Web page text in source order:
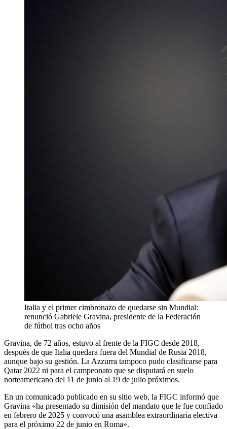
Italia y el primer cimbronazo de quedarse sin Mundial:
renunció Gabriele Gravina, presidente de la Federación
de fútbol tras ocho años
Gravina, de 72 años, estuvo al frente de la FIGC desde 2018,
después de que Italia quedara fuera del Mundial de Rusia 2018,
aunque bajo su gestión. La Azzurra tampoco pudo clasificarse para
Qatar 2022 ni para el campeonato que se disputará en suelo
norteamericano del 11 de junio al 19 de julio próximos.
En un comunicado publicado en su sitio web, la FIGC informó que
Gravina «ha presentado su dimisión del mandato que le fue confiado
en febrero de 2025 y convocó una asamblea extraordinaria electiva
para el próximo 22 de junio en Roma».